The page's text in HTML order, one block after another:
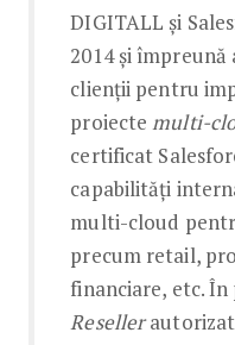
DIGITALL și
2014 și împreună
clienții pentru
proiectemulti-
certificat
capabilități
multi-cloud
precum retail,
financiare, etc.
Resellerautorizat